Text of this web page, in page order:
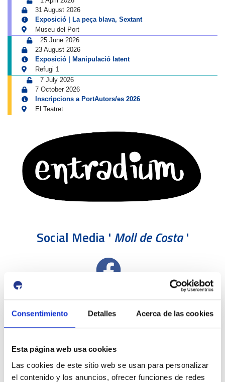
Consentimiento Detalles Acerca de las cookies
Esta página web usa cookies
Las cookies de este sitio web se usan para personalizar
el contenido y los anuncios, ofrecer funciones de redes
31 August 2026
Exposició | La peça blava, Sextant
Museu del Port
25 June 2026
23 August 2026
Exposició | Manipulació latent
Refugi 1
7 July 2026
7 October 2026
Inscripcions a PortAutors/es 2026
El Teatret
Social Media ' Moll de Costa'